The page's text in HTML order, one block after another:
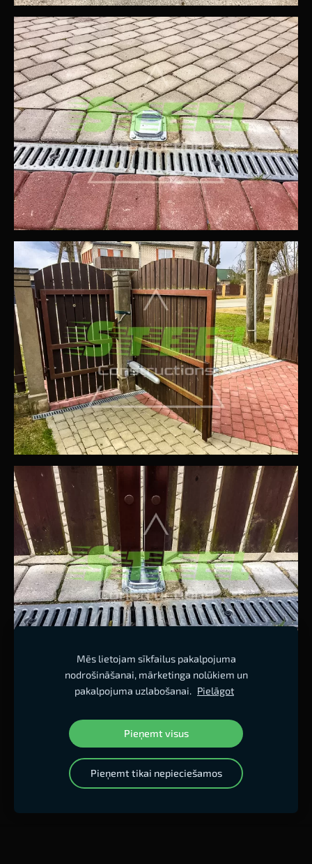
Sīkdatnes
Mājas lapa izstrādes stadijā
Mēs lietojam sīkfailus pakalpojuma
nodrošināšanai, mārketinga nolūkiem un
pakalpojuma uzlabošanai. Pielāgot
Pieņemt visus
Pieņemt tikai nepieciešamos